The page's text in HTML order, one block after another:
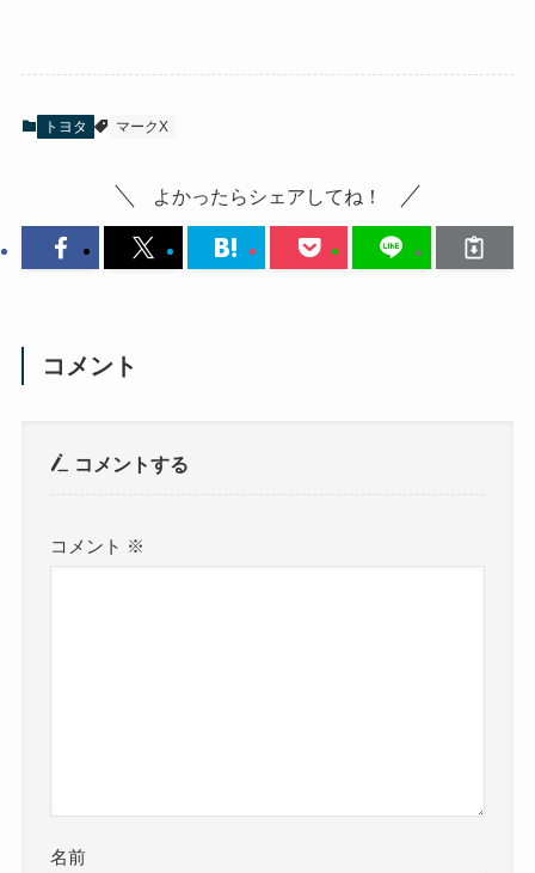
トヨタ マークX
よかったらシェアしてね！
コメント
コメントする
コメント ※
名前